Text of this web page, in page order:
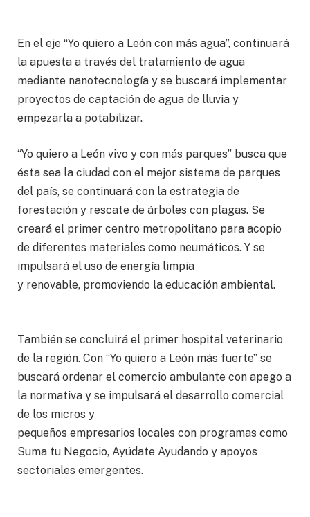
En el eje “Yo quiero a León con más agua”, continuará
la apuesta a través del tratamiento de agua
mediante nanotecnología y se buscará implementar
proyectos de captación de agua de lluvia y
empezarla a potabilizar.
“Yo quiero a León vivo y con más parques” busca que
ésta sea la ciudad con el mejor sistema de parques
del país, se continuará con la estrategia de
forestación y rescate de árboles con plagas. Se
creará el primer centro metropolitano para acopio
de diferentes materiales como neumáticos. Y se
impulsará el uso de energía limpia
y renovable, promoviendo la educación ambiental.
También se concluirá el primer hospital veterinario
de la región. Con “Yo quiero a León más fuerte” se
buscará ordenar el comercio ambulante con apego a
la normativa y se impulsará el desarrollo comercial
de los micros y
pequeños empresarios locales con programas como
Suma tu Negocio, Ayúdate Ayudando y apoyos
sectoriales emergentes.